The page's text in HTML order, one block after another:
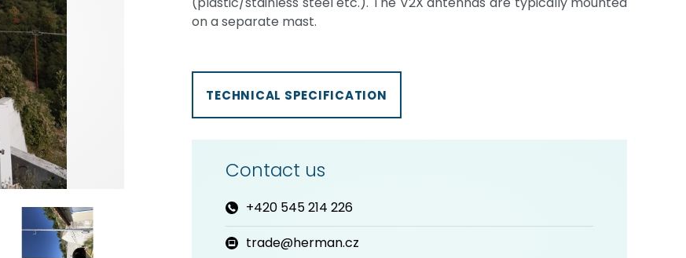
on a separate mast.
TECHNICAL SPECIFICATION
Contact us
+420 545 214 226
trade@herman.cz